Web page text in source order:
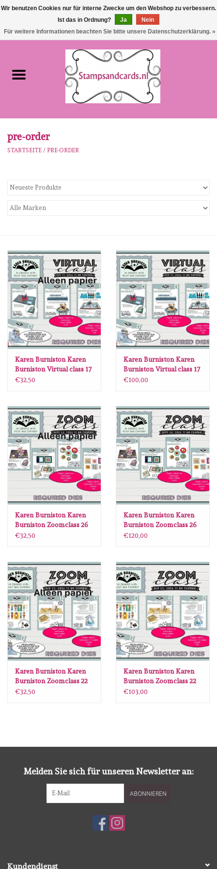
NEU!!!
Unsere Marken
Stempels
stempelinkt
stempelaccesoires
papier (blokjes) &
embellishments
Embellishment/bedeltjes
Mixed Media
diversen
embossingpoeders
inkleurbenodigdheden
Lint
gereedschap
stansmachine en toebehoren
schudmateriaal
Lesia Zgharda
Magnolia
pre-order
STARTSEITE / PRE-ORDER
Karen Burniston Karen
Burniston Virtual class 17
Okotber 2026 ALLEEN
€32,50
Karen Burniston Karen
Burniston Virtual class 17
Okotber 2026 Bundel
€100,00
Karen Burniston Karen
Burniston Zoomclass 26
September 2026 ALLEEN
€32,50
Karen Burniston Karen
Burniston Zoomclass 26
September 2026 Bundel
€120,00
Karen Burniston Karen
Burniston Zoomclass 22
Augustus 2026 ALLEEN
€32,50
Karen Burniston Karen
Burniston Zoomclass 22
Augustus 2026 Bundel
€103,00
Melden Sie sich für unseren Newsletter an:
ABONNIEREN
Kundendienst
Wir benutzen Cookies nur für interne Zwecke um den Webshop zu verbessern.
Ist das in Ordnung?
Ja
Nein
Für weitere Informationen beachten Sie bitte unsere Datenschutzerklärung. »